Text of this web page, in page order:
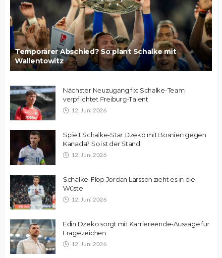
Temporärer Abschied? So plant Schalke mit
Wallentowitz
Nächster Neuzugang fix: Schalke-Team
verpflichtet Freiburg-Talent
12. Juni 2026
Spielt Schalke-Star Dzeko mit Bosnien gegen
Kanada? So ist der Stand
12. Juni 2026
Schalke-Flop Jordan Larsson zieht es in die
Wüste
12. Juni 2026
Edin Dzeko sorgt mit Karriereende-Aussage für
Fragezeichen
12. Juni 2026